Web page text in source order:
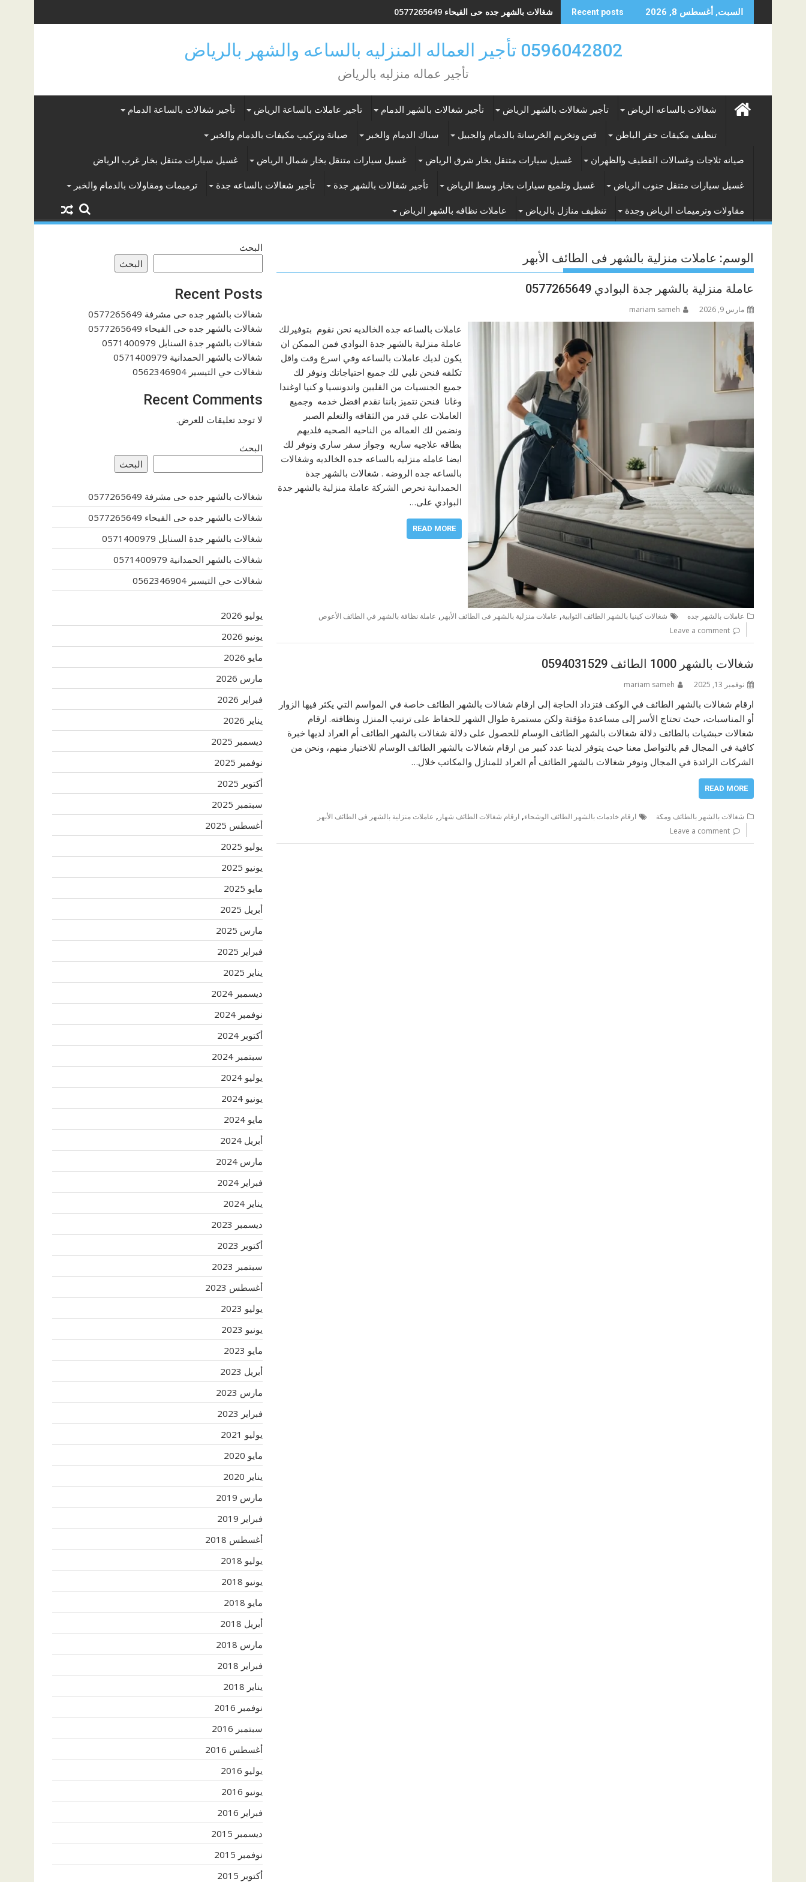
to
السبت, أغسطس 8, 2026 Recent posts شغالات بالشهر جده حى الفيحاء 0577265649
0596042802 تأجير العماله المنزليه بالساعه والشهر بالرياض
تأجير عماله منزليه بالرياض
شغالات بالساعه الرياض تأجير شغالات بالشهر الرياض تأجير شغالات بالشهر الدمام تأجير عاملات بالساعة الرياض تأجير شغالات بالساعة الدمام
تنظيف مكيفات حفر الباطن قص وتخريم الخرسانة بالدمام والجبيل سباك الدمام والخبر صيانة وتركيب مكيفات بالدمام والخبر
صيانه ثلاجات وغسالات القطيف والظهران غسيل سيارات متنقل بخار شرق الرياض غسيل سيارات متنقل بخار شمال الرياض غسيل سيارات متنقل بخار غرب الرياض
غسيل سيارات متنقل جنوب الرياض غسيل وتلميع سيارات بخار وسط الرياض تأجير شغالات بالشهر جدة تأجير شغالات بالساعه جدة ترميمات ومقاولات بالدمام والخبر
مقاولات وترميمات الرياض وجدة تنظيف منازل بالرياض عاملات نظافه بالشهر الرياض
الوسم: عاملات منزلية بالشهر فى الطائف الأبهر
عاملة منزلية بالشهر جدة البوادي 0577265649
مارس 9, 2026 mariam sameh
عاملات بالساعه جده الخالديه نحن نقوم بتوفيرلك
عاملة منزلية بالشهر جدة البوادي فمن الممكن ان
يكون لديك عاملات بالساعه وفي اسرع وقت واقل
تكلفه فنحن نلبي لك جميع احتياجاتك ونوفر لك
جميع الجنسيات من الفلبين واندونسيا و كنيا اوغندا
وغانا فنحن نتميز باننا نقدم افضل خدمه وجميع
العاملات علي قدر من الثقافه والتعلم الصبر
ونضمن لك العماله من الناحيه الصحيه فلديهم
بطاقه علاجيه ساريه وجواز سفر ساري ونوفر لك
ايضا عامله منزليه بالساعه جده الخالديه وشغالات
بالساعه جده الروضه . شغالات بالشهر جدة
الحمدانية تحرص الشركة عاملة منزلية بالشهر جدة
البوادي على…
READ MORE
عاملات بالشهر جده شغالات كينيا بالشهر الطائف الثوابية, عاملات منزلية بالشهر فى الطائف الأبهر , عاملة نظافة بالشهر في الطائف الأعوص
Leave a comment
شغالات بالشهر 1000 الطائف 0594031529
نوفمبر 13, 2025 mariam sameh
ارقام شغالات بالشهر الطائف في الوكف فتزداد الحاجة إلى ارقام شغالات بالشهر الطائف خاصة في المواسم التي يكثر فيها الزوار
أو المناسبات، حيث تحتاج الأسر إلى مساعدة مؤقتة ولكن مستمرة طوال الشهر للحفاظ على ترتيب المنزل ونظافته. ارقام
شغالات حبشيات بالطائف دلالة شغالات بالشهر الطائف الوسام للحصول على دلالة شغالات بالشهر الطائف أم العراد لديها خبرة
كافية في المجال قم بالتواصل معنا حيث يتوفر لدينا عدد كبير من ارقام شغالات بالشهر الطائف الوسام للاختيار منهم، ونحن من
الشركات الرائدة في المجال ونوفر شغالات بالشهر الطائف أم العراد للمنازل والمكاتب خلال…
READ MORE
شغالات بالشهر بالطائف ومكة ارقام خادمات بالشهر الطائف الوشحاء, ارقام شغالات الطائف شهار , عاملات منزلية بالشهر فى الطائف الأبهر
Leave a comment
البحث
البحث
Recent Posts
شغالات بالشهر جده حى مشرفة 0577265649
شغالات بالشهر جده حى الفيحاء 0577265649
شغالات بالشهر جدة السنابل 0571400979
شغالات بالشهر الحمدانية 0571400979
شغالات حي التيسير 0562346904
Recent Comments
لا توجد تعليقات للعرض.
البحث
البحث
شغالات بالشهر جده حى مشرفة 0577265649
شغالات بالشهر جده حى الفيحاء 0577265649
شغالات بالشهر جدة السنابل 0571400979
شغالات بالشهر الحمدانية 0571400979
شغالات حي التيسير 0562346904
يوليو 2026
يونيو 2026
مايو 2026
مارس 2026
فبراير 2026
يناير 2026
ديسمبر 2025
نوفمبر 2025
أكتوبر 2025
سبتمبر 2025
أغسطس 2025
يوليو 2025
يونيو 2025
مايو 2025
أبريل 2025
مارس 2025
فبراير 2025
يناير 2025
ديسمبر 2024
نوفمبر 2024
أكتوبر 2024
سبتمبر 2024
يوليو 2024
يونيو 2024
مايو 2024
أبريل 2024
مارس 2024
فبراير 2024
يناير 2024
ديسمبر 2023
أكتوبر 2023
سبتمبر 2023
أغسطس 2023
يوليو 2023
يونيو 2023
مايو 2023
أبريل 2023
مارس 2023
فبراير 2023
يوليو 2021
مايو 2020
يناير 2020
مارس 2019
فبراير 2019
أغسطس 2018
يوليو 2018
يونيو 2018
مايو 2018
أبريل 2018
مارس 2018
فبراير 2018
يناير 2018
نوفمبر 2016
سبتمبر 2016
أغسطس 2016
يوليو 2016
يونيو 2016
فبراير 2016
ديسمبر 2015
نوفمبر 2015
أكتوبر 2015